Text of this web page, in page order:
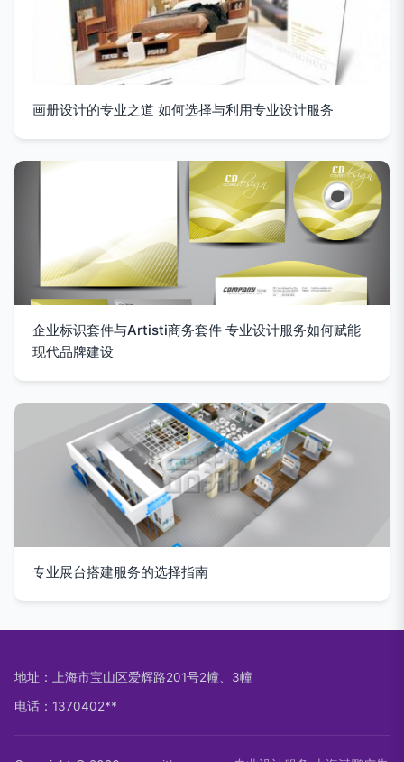
画册设计的专业之道 如何选择与利用专业设计服务
企业标识套件与Artisti商务套件 专业设计服务如何赋能
现代品牌建设
专业展台搭建服务的选择指南
地址：上海市宝山区爱辉路201号2幢、3幢
电话：1370402**